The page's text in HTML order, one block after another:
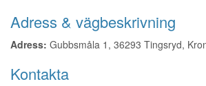
Adress & vägbeskrivning
Adress: Gubbsmåla 1, 36293 Tingsryd,
Kontakta